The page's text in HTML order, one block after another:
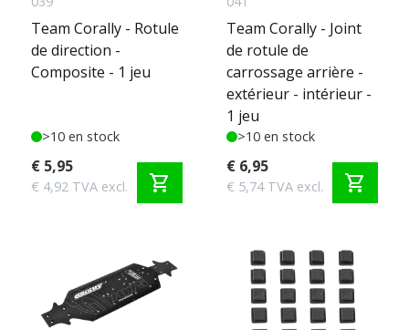
Team Corally - Rotule
de direction -
Composite - 1 jeu
>10 en stock
€ 5,95
€ 4,92 TVA excl. shopping_cart
Team Corally - Joint
de rotule de
carrossage arrière -
extérieur - intérieur -
1 jeu
>10 en stock
€ 6,95
€ 5,74 TVA excl. shopping_cart